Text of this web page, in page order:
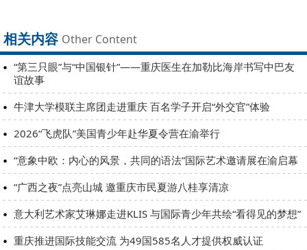
相关内容 Other Content
“第三只眼”与“中国银针”——重庆医生在加勒比海岸书写中巴友
谊故事
牛津大学模联主席团走进重庆 百名学子开启“外交官”体验
2026“飞虎队”美国青少年赴华夏令营在渝举行
“意象中欧：内心的风景，共同的语法”国际艺术邀请展在渝启幕
“广西之夜”点亮山城 邀重庆市民夏游八桂享清凉
意大利艺术家艾琳娜走进KLIS 与国际青少年共绘“看得见的梦想”
重庆推进国际技能交流 为49国585名人才提供权威认证